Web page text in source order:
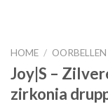
HOME / OORBELLEN
Joy|S –
zirkonia